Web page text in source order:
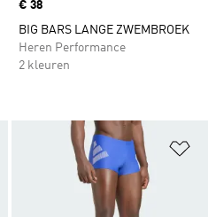
Price
€ 38
BIG BARS LANGE ZWEMBROEK
Heren Performance
2 kleuren
Op verlanglijst zetten